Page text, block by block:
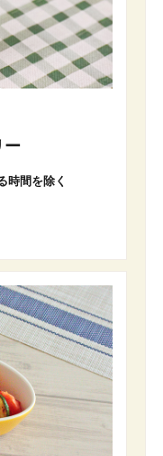
ー
間を除く